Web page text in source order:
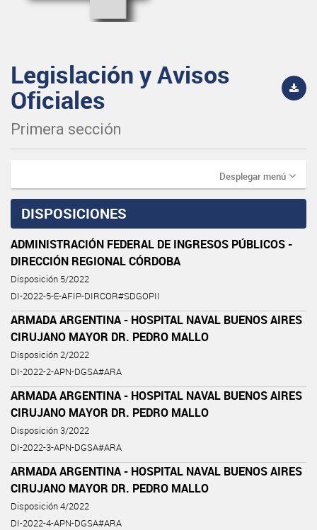
Legislación y Avisos
Oficiales
Primera sección
Desplegar menú
DISPOSICIONES
ADMINISTRACIÓN FEDERAL DE INGRESOS PÚBLICOS -
DIRECCIÓN REGIONAL CÓRDOBA
Disposición 5/2022
DI-2022-5-E-AFIP-DIRCOR#SDGOPII
ARMADA ARGENTINA - HOSPITAL NAVAL BUENOS AIRES
CIRUJANO MAYOR DR. PEDRO MALLO
Disposición 2/2022
DI-2022-2-APN-DGSA#ARA
ARMADA ARGENTINA - HOSPITAL NAVAL BUENOS AIRES
CIRUJANO MAYOR DR. PEDRO MALLO
Disposición 3/2022
DI-2022-3-APN-DGSA#ARA
ARMADA ARGENTINA - HOSPITAL NAVAL BUENOS AIRES
CIRUJANO MAYOR DR. PEDRO MALLO
Disposición 4/2022
DI-2022-4-APN-DGSA#ARA